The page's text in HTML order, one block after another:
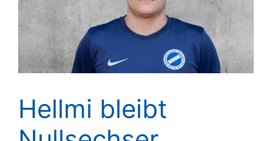
Hellmi bleibt